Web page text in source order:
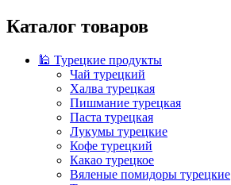
Каталог товаров
🕌 Турецкие продукты
Чай турецкий
Халва турецкая
Пишмание турецкая
Паста турецкая
Лукумы турецкие
Кофе турецкий
Какао турецкое
Вяленые помидоры турецкие